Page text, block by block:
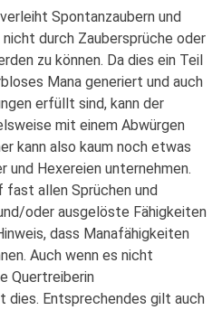
Spontanzaubern und
durch Zaubersprüche oder
zu können. Da dies ein Teil
Mana generiert und auch
erfüllt sind, kann der
mit einem Abwürgen
kann also kaum noch etwas
und Hexereien unternehmen.
allen Sprüchen und
oder ausgelöste Fähigkeiten
dass Manafähigkeiten
Auch wenn es nicht
Quertreiberin
dies. Entsprechendes gilt auch